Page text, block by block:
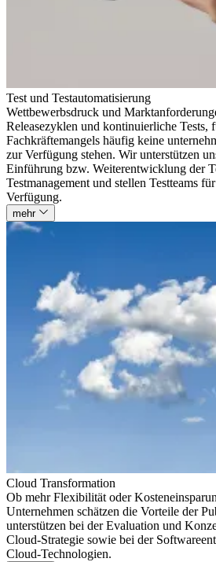
Test und Testautomatisierung
Wettbewerbsdruck und
Releasezyklen und kontinuierliche Tests,
Fachkräftemangels häufig keine
zur Verfügung stehen. Wir unterstützen
Einführung bzw. Weiterentwicklung der
Testmanagement und stellen Testteams
Verfügung.
mehr
Cloud Transformation
Ob mehr Flexibilität oder
Unternehmen schätzen die Vorteile der
unterstützen bei der Evaluation und
Cloud-Strategie sowie bei der
Cloud-Technologien.